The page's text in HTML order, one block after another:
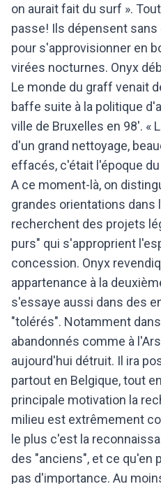
on aurait fait du surf ».
passe! Ils dépensent
pour s'approvisionner en
virées nocturnes. Onyx
Le monde du graff venait
baffe suite à la politique
ville de Bruxelles en 98'. «
d'un grand nettoyage,
effacés, c'était l'époque
A ce moment-là, on
grandes orientations dans
recherchent des projets
purs" qui s'approprient
concession. Onyx
appartenance à la
s'essaye aussi dans des
"tolérés". Notamment
abandonnés comme à
aujourd'hui détruit. Il ira
partout en Belgique, tout
principale motivation la
milieu est extrêmement
le plus c'est la
des "anciens", et ce qu'en
pas d'importance. Au